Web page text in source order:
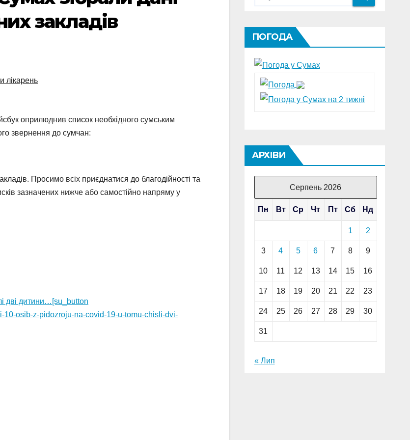
закладів
лікарень
оприлюднив список необхідного сумським
звернення до сумчан:
Просимо всіх приєднатися до благодійності та
зазначених нижче або самостійно напряму у
двi дитини…[su_button
10-osib-z-pidozroju-na-covid-19-u-tomu-chisli-dvi-
ПОГОДА
АРХІВИ
Серпень 2026
Пн Вт Ср Чт Пт Сб Нд
1 2
3 4 5 6 7 8 9
10 11 12 13 14 15 16
17 18 19 20 21 22 23
24 25 26 27 28 29 30
31
« Лип